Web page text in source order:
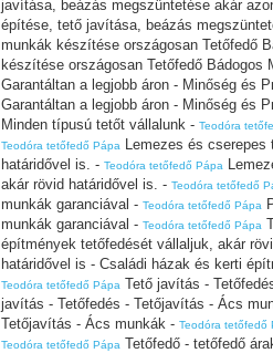
javítása, beázás megszüntetése akár
építése, tető javítása, beázás
munkák készítése országosan Tetőfedő
készítése országosan Tetőfedő Bádogos
Garantáltan a legjobb áron - Minőség és
Garantáltan a legjobb áron - Minőség és
Minden típusú tetőt vállalunk - Teodóra
Teodóra tetőfedő Pápa
Lemezes és
határidővel is. - Teodóra tetőfedő Pápa
akár rövid határidővel is. - Teodóra tetőfedő
munkák garanciával - Teodóra tetőfedő Pápa
munkák garanciával - Teodóra tetőfedő Pápa
építmények tetőfedését vállaljuk, akár
határidővel is - Családi házak és kerti
Teodóra tetőfedő Pápa Tető javítás -
javítás - Tetőfedés - Tetőjavítás - Ács
Tetőjavítás - Ács munkák - Teodóra tetőfedő
Teodóra tetőfedő Pápa Tetőfedő - tetőfedő